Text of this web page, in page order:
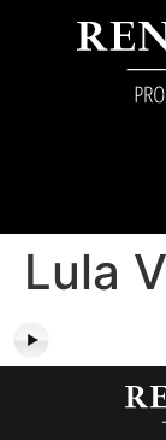
Lula